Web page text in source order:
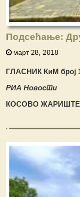
Подсећање:
март 28, 2018
ГЛАСНИК КиМ број
РИА Новости
КОСОВО